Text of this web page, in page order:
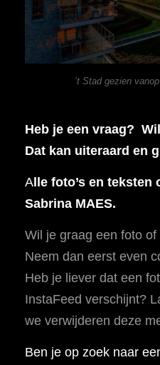
’t Stad gezien
Heb je een vraag?
Dat kan uiteraard en
Alle foto’s en teksten
Sabrina MAES.
Wil je graag een foto
Neem dan eerst even
Heb je liever dat een
InstaFeed verschijnt?
we verwijderen deze
Ben je op zoek naar